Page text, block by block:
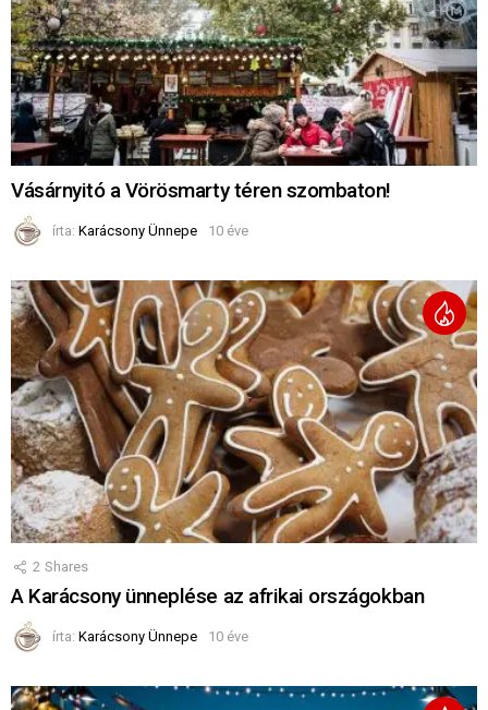
Vásárnyitó a Vörösmarty téren szombaton!
írta: Karácsony Ünnepe 10 éve
2 Shares
A Karácsony ünneplése az afrikai országokban
írta: Karácsony Ünnepe 10 éve